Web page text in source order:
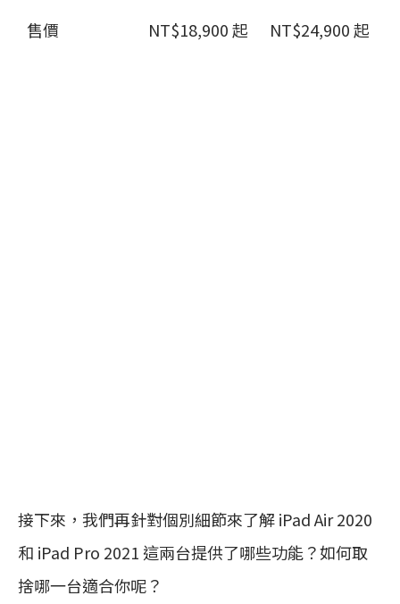
售價 NT$18,900 起 NT$24,900 起
接下來，我們再針對個別細節來了解 iPad Air 2020
和 iPad Pro 2021 這兩台提供了哪些功能？如何取
捨哪一台適合你呢？